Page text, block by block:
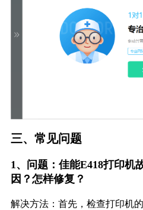
三、常见问题
1、问题：佳能E418打印机
因？怎样修复？
解决方法：首先，检查打印机